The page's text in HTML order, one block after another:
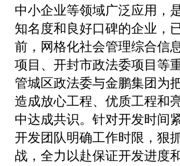
中小企业等领域广泛应用，
知名度和良好口碑的企业，
前，网格化社会管理综合信
项目、开封市政法委项目等
管城区政法委与金鹏集团为
造成放心工程、优质工程和
中达成共识。针对开发时间
开发团队明确工作时限，狠
战，全力以赴保证开发进度